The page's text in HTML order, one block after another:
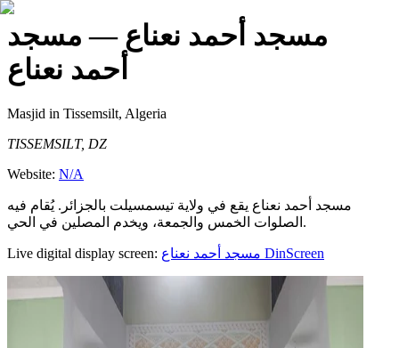
مسجد أحمد نعناع — مسجد
أحمد نعناع
Masjid in Tissemsilt, Algeria
TISSEMSILT, DZ
Website: N/A
مسجد أحمد نعناع يقع في ولاية تيسمسيلت بالجزائر. يُقام فيه
الصلوات الخمس والجمعة، ويخدم المصلين في الحي.
Live digital display screen: مسجد أحمد نعناع DinScreen